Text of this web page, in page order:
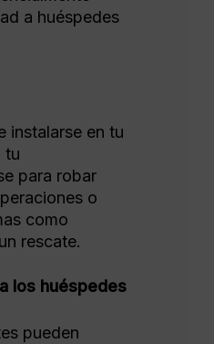
a huéspedes
instalarse en tu
tu
para robar
o
como
rescate.
los huéspedes
pueden